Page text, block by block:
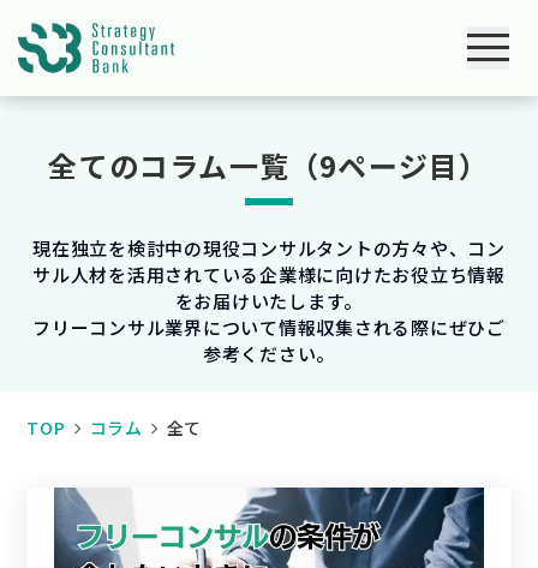
全てのコラム一覧（9ページ目）
現在独立を検討中の現役コンサルタントの方々や、コン
サル人材を活用されている企業様に向けたお役立ち情報
をお届けいたします。
フリーコンサル業界について情報収集される際にぜひご
参考ください。
TOP コラム 全て